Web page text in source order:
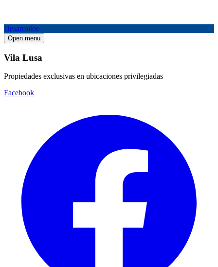
Desarrollos
Open menu
Vila Lusa
Propiedades exclusivas en ubicaciones privilegiadas
Facebook